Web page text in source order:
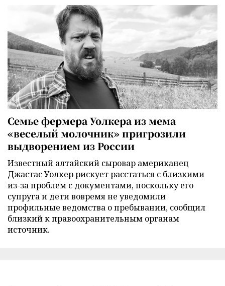
Семье фермера Уолкера из мема
«веселый молочник» пригрозили
выдворением из России
Известный алтайский сыровар американец
Джастас Уолкер рискует расстаться с близкими
из-за проблем с документами, поскольку его
супруга и дети вовремя не уведомили
профильные ведомства о пребывании, сообщил
близкий к правоохранительным органам
источник.